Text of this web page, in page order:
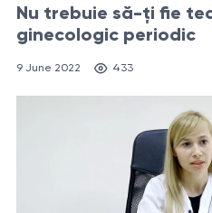
Nu trebuie să-ţi fie
ginecologic periodic
9 June 2022 433